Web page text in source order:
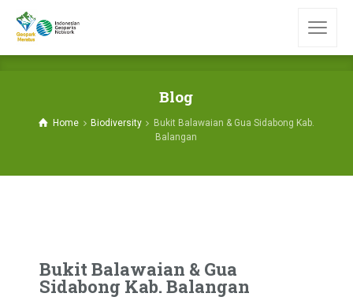
Blog
Home Biodiversity
Bukit Balawaian & Gua Sidabong Kab.
Balangan
Bukit Balawaian & Gua
Sidabong Kab. Balangan